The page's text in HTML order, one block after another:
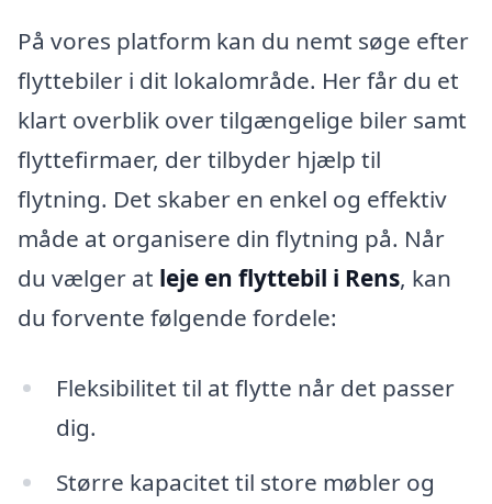
På vores platform kan du nemt søge efter
flyttebiler i dit lokalområde. Her får du et
klart overblik over tilgængelige biler samt
flyttefirmaer, der tilbyder hjælp til
flytning. Det skaber en enkel og effektiv
måde at organisere din flytning på. Når
du vælger at leje en flyttebil i Rens, kan
du forvente følgende fordele:
Fleksibilitet til at flytte når det passer
dig.
Større kapacitet til store møbler og